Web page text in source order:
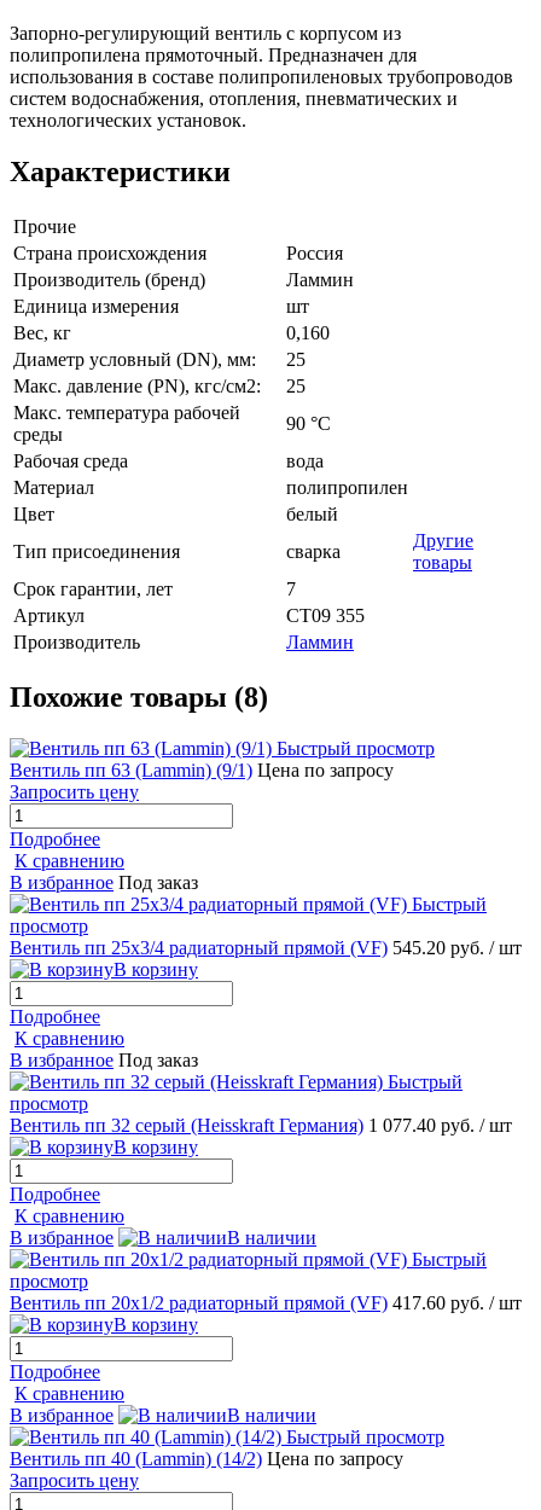
Запорно-регулирующий вентиль с корпусом из
полипропилена прямоточный. Предназначен для
использования в составе полипропиленовых трубопроводов
систем водоснабжения, отопления, пневматических и
технологических установок.
Характеристики
Прочие
Страна происхождения
Россия
Производитель (бренд)
Ламмин
Единица измерения
шт
Вес, кг
0,160
Диаметр условный (DN), мм:
25
Макс. давление (PN), кгс/см2:
25
Макс. температура рабочей
среды
90 °C
Рабочая среда
вода
Материал
полипропилен
Цвет
белый
Тип присоединения
сварка
Другие
товары
Срок гарантии, лет
7
Артикул
СТ09 355
Производитель
Ламмин
Похожие товары (8)
Быстрый просмотр
Вентиль пп 63 (Lammin) (9/1) Цена по запросу
Запросить цену
Подробнее
К сравнению
В избранное Под заказ
Быстрый
просмотр
Вентиль пп 25х3/4 радиаторный прямой (VF) 545.20 руб. / шт
В корзину
Подробнее
К сравнению
В избранное Под заказ
Быстрый
просмотр
Вентиль пп 32 серый (Heisskraft Германия) 1 077.40 руб. / шт
В корзину
Подробнее
К сравнению
В избранное
В наличии
Быстрый
просмотр
Вентиль пп 20х1/2 радиаторный прямой (VF) 417.60 руб. / шт
В корзину
Подробнее
К сравнению
В избранное
В наличии
Быстрый просмотр
Вентиль пп 40 (Lammin) (14/2) Цена по запросу
Запросить цену